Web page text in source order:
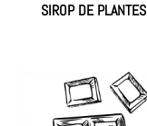
SIROP DE PLANTES